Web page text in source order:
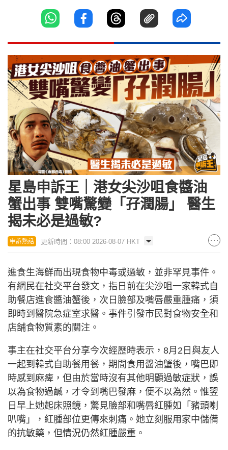
星島申訴王｜港女尖沙咀食醬油
蟹出事 雙嘴驚變「孖潤腸」 醫生
揭未必是過敏?
申訴熱話 更新時間：08:00 2026-08-07 HKT
進食生海鮮而出現食物中毒或過敏，並非罕見事件。
有網民在社交平台發文，指日前在尖沙咀一家韓式自
助餐店進食醬油蟹後，次日臉部及嘴唇嚴重腫痛，須
即時到醫院急症室求醫。事件引發市民對食物安全和
店舖食物質素的關注。
事主在社交平台分享今次經歷時表示，8月2日與友人
一起到韓式自助餐用餐，期間食用醬油蟹後，嘴巴即
時感到麻痺，但由於當時沒有其他明顯過敏症狀，誤
以為食物過鹹，才令到嘴巴發麻，便不以為然。惟翌
日早上她起床照鏡，驚見臉部和嘴唇紅腫如「豬頭喇
叭嘴」，紅腫部位更傳來刺痛。她立刻服用家中儲備
的抗敏藥，但情況仍然紅腫嚴重。